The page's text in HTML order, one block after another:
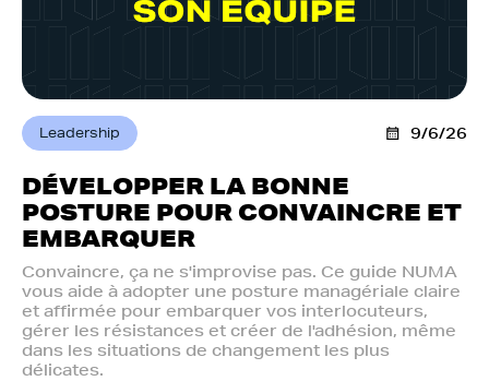
Leadership 9/6/26
DÉVELOPPER LA BONNE
POSTURE POUR CONVAINCRE ET
EMBARQUER
Convaincre, ça ne s'improvise pas. Ce guide NUMA
vous aide à adopter une posture managériale claire
et affirmée pour embarquer vos interlocuteurs,
gérer les résistances et créer de l'adhésion, même
dans les situations de changement les plus
délicates.